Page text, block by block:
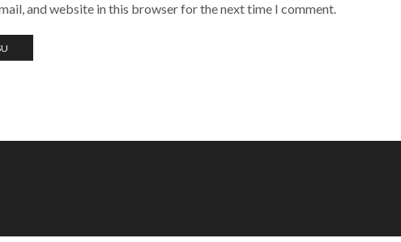
and website in this browser for the next time I comment.